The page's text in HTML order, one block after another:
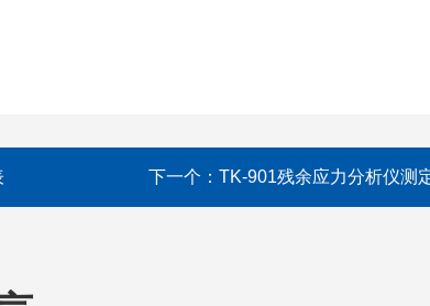
下一个： TK-901残余应力分析仪测